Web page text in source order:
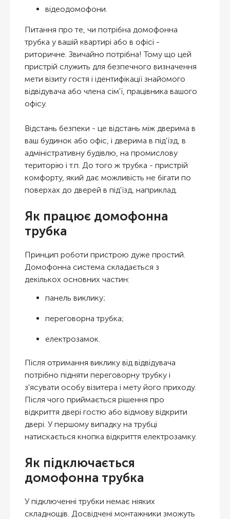
відеодомофони.
Питання про те, чи потрібна домофонна
трубка у вашій квартирі або в офісі -
риторичне. Звичайно потрібна! Тому що цей
пристрій служить для безпечного визначення
мети візиту гостя і ідентифікації знайомого
відвідувача або члена сім'ї, працівника вашого
офісу.
Відстань безпеки - це відстань між дверима в
ваш будинок або офіс, і дверима в під'їзд, в
адміністративну будівлю, на промислову
територію і т.п. До того ж трубка - пристрій
комфорту, який дає можливість не бігати по
поверхах до дверей в під'їзд, наприклад.
Як працює домофонна
трубка
Принцип роботи пристрою дуже простий.
Домофонна система складається з
декількох основних частин:
панель виклику;
переговорна трубка;
електрозамок.
Після отримання виклику від відвідувача
потрібно підняти переговорну трубку і
з'ясувати особу візитера і мету його приходу.
Після чого приймається рішення про
відкриття двері гостю або відмову відкрити
двері. У першому випадку на трубці
натискається кнопка відкриття електрозамку.
Як підключається
домофонна трубка
У підключенні трубки немає ніяких
складнощів. Досвідчені монтажники зможуть